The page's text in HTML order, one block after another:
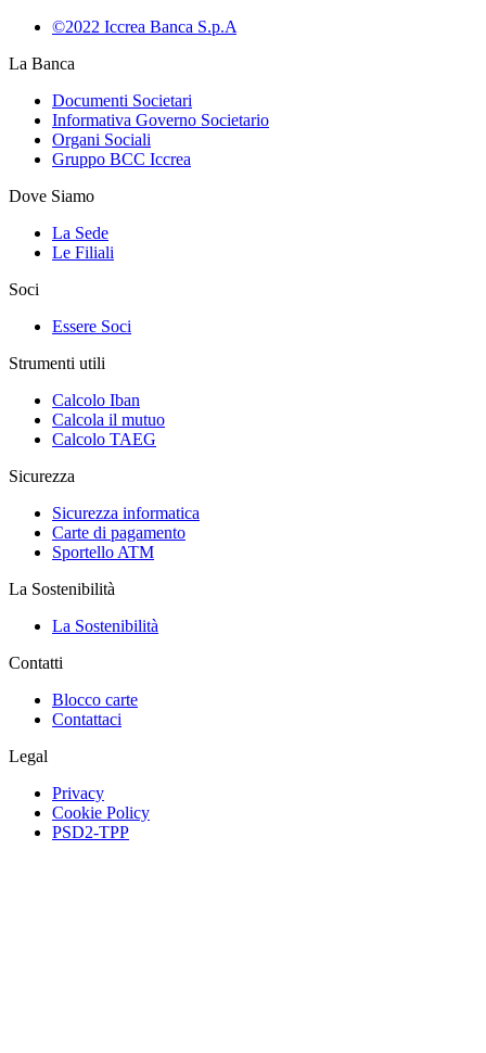
©2022 Iccrea Banca S.p.A
La Banca
Documenti Societari
Informativa Governo Societario
Organi Sociali
Gruppo BCC Iccrea
Dove Siamo
La Sede
Le Filiali
Soci
Essere Soci
Strumenti utili
Calcolo Iban
Calcola il mutuo
Calcolo TAEG
Sicurezza
Sicurezza informatica
Carte di pagamento
Sportello ATM
La Sostenibilità
La Sostenibilità
Contatti
Blocco carte
Contattaci
Legal
Privacy
Cookie Policy
PSD2-TPP